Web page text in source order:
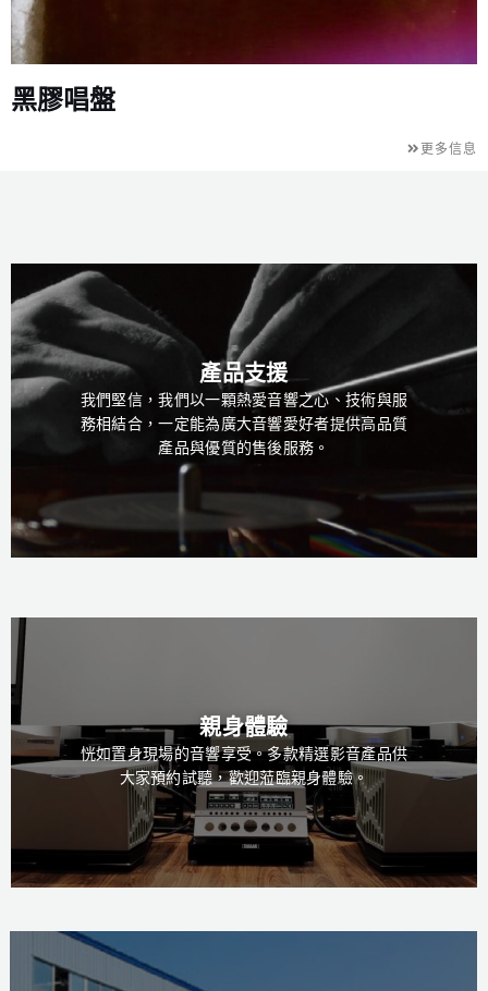
黑膠唱盤
更多信息
產品支援
我們堅信，我們以一顆熱愛音響之心、技術與服
務相結合，一定能為廣大音響愛好者提供高品質
產品與優質的售後服務。
親身體驗
恍如置身現場的音響享受。多款精選影音產品供
大家預約試聽，歡迎蒞臨親身體驗。